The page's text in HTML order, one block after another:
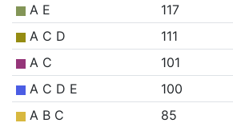
A E
117
A C D
111
A C
101
A C D E
100
A B C
85